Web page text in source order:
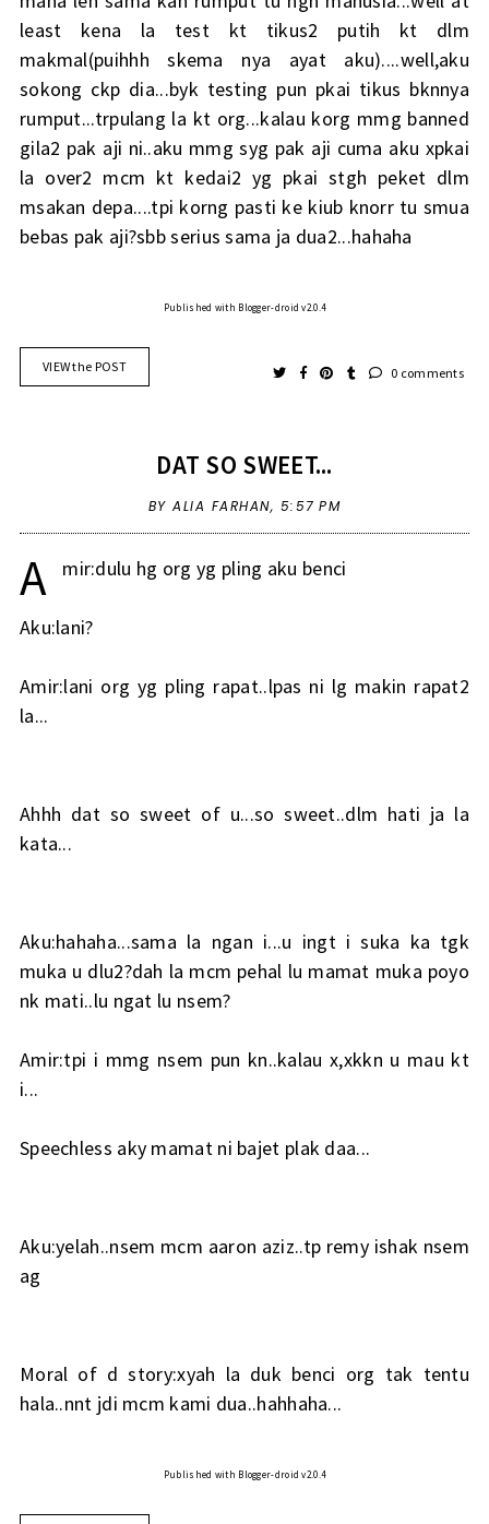
least kena la test kt tikus2 putih kt dlm
makmal(puihhh skema nya ayat aku)....well,aku
sokong ckp dia...byk testing pun pkai tikus bknnya
rumput...trpulang la kt org...kalau korg mmg banned
gila2 pak aji ni..aku mmg syg pak aji cuma aku xpkai
la over2 mcm kt kedai2 yg pkai stgh peket dlm
msakan depa....tpi korng pasti ke kiub knorr tu smua
bebas pak aji?sbb serius sama ja dua2...hahaha
Published with Blogger-droid v2.0.4
VIEW the POST 0 comments
DAT SO SWEET...
BY ALIA FARHAN, 5:57 PM
A mir:dulu hg org yg pling aku benci
Aku:lani?
Amir:lani org yg pling rapat..lpas ni lg makin rapat2
la...
Ahhh dat so sweet of u...so sweet..dlm hati ja la
kata...
Aku:hahaha...sama la ngan i...u ingt i suka ka tgk
muka u dlu2?dah la mcm pehal lu mamat muka poyo
nk mati..lu ngat lu nsem?
Amir:tpi i mmg nsem pun kn..kalau x,xkkn u mau kt
i...
Speechless aky mamat ni bajet plak daa...
Aku:yelah..nsem mcm aaron aziz..tp remy ishak nsem
ag
Moral of d story:xyah la duk benci org tak tentu
hala..nnt jdi mcm kami dua..hahhaha...
Published with Blogger-droid v2.0.4